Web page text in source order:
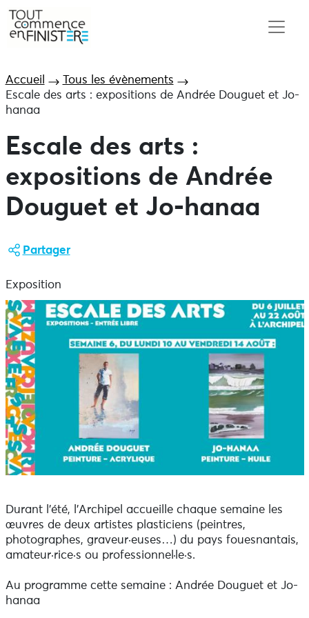
Accueil
Tous les évènements
Escale des arts : expositions de Andrée Douguet et Jo-
hanaa
Escale des arts :
expositions de Andrée
Douguet et Jo-hanaa
Partager
Exposition
Durant l’été, l’Archipel accueille chaque semaine les
œuvres de deux artistes plasticiens (peintres,
photographes, graveur·euses…) du pays fouesnantais,
amateur·rice·s ou professionnel·le·s.
Au programme cette semaine : Andrée Douguet et Jo-
hanaa